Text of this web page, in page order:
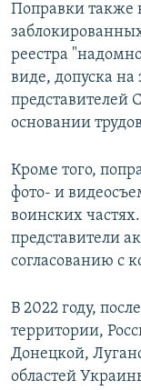
Поправки также
реестра
виде, допуска на
основании
Кроме того,
фото- и
воинских
представители
согласованию с
В 2022 году,
территории,
Донецкой,
областей